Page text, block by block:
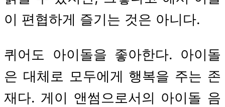
이 편협하게 즐기는 것은 아니다.
퀴어도 아이돌을 좋아한다. 아이돌
은 대체로 모두에게 행복을 주는 존
재다. 게이 앤썸으로서의 아이돌 음